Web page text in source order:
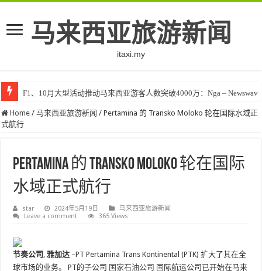
马来西亚旅游新闻
itaxi.my
F1、10月大型活动推动马来西亚游客人数突破4000万：Nga – Newswav
Home / 马来西亚旅游新闻 / Pertamina 的 Transko Moloko 轮在国际水域正
式航行
Pertamina 的 Transko Moloko 轮在国际
水域正式航行
star 2024年5月19日
马来西亚旅游新闻
Leave a comment
365 Views
节奏公司 ,雅加达 –PT Pertamina Trans Kontinental (PTK) 扩大了其在全
球市场的业务。 PT的子公司 国家石油公司 国际航运公司已开始在马来